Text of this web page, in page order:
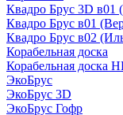
Квадро Брус 3D в01
Квадро Брус в01
Квадро Брус в02
Корабельная доска
Корабельная доска
ЭкоБрус
ЭкоБрус 3D
ЭкоБрус Гофр